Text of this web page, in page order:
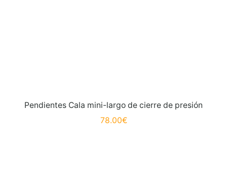
Pendientes Cala mini-largo de cierre de presión
78.00€